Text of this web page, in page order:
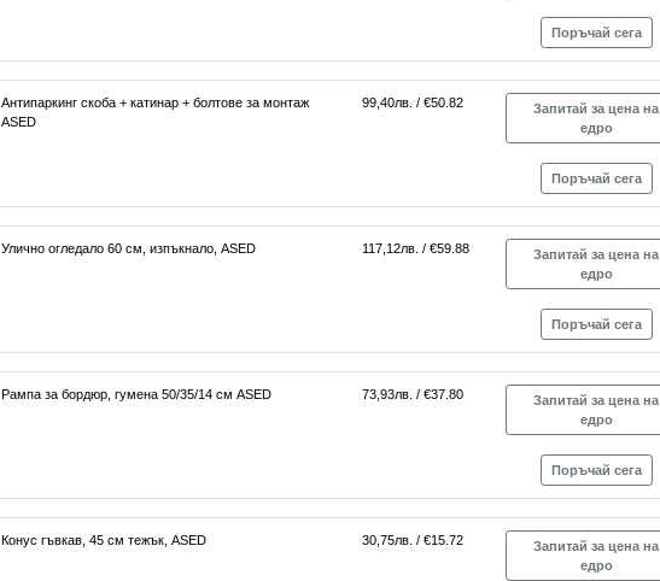
Поръчай сега
Антипаркинг скоба + катинар + болтове за монтаж
ASED
99,40лв. / €50.82
Запитай за цена на
едро
Поръчай сега
Улично огледало 60 см, изпъкнало, ASED 117,12лв. / €59.88
Запитай за цена на
едро
Поръчай сега
Рампа за бордюр, гумена 50/35/14 см ASED 73,93лв. / €37.80
Запитай за цена на
едро
Поръчай сега
Конус гъвкав, 45 см тежък, ASED 30,75лв. / €15.72
Запитай за цена на
едро